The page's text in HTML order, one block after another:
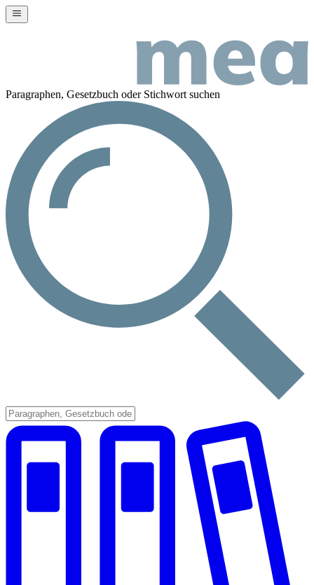
Paragraphen, Gesetzbuch oder Stichwort suchen